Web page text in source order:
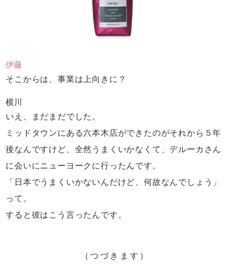
伊藤
そこからは、事業は上向きに？
横川
いえ、まだまだでした。
ミッドタウンにある六本木店ができたのがそれから５年
後なんですけど、 全然うまくいかなくて、 デルーカさん
に会いにニューヨークに行ったんです。
「日本でうまくいかないんだけど、何故なんでしょう」
って。
すると彼はこう言ったんです。
（つづきます）